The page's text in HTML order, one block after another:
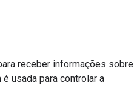
receber informações sobre
usada para controlar a